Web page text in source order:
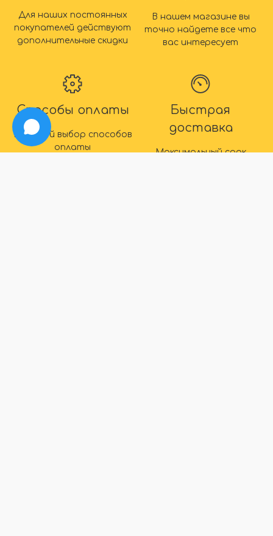
Для наших постоянных
покупателей действуют
дополнительные скидки
В нашем магазине вы
точно найдете все что
вас интересует
Способы оплаты
Большой выбор способов
оплаты
Быстрая
доставка
Максимальный срок